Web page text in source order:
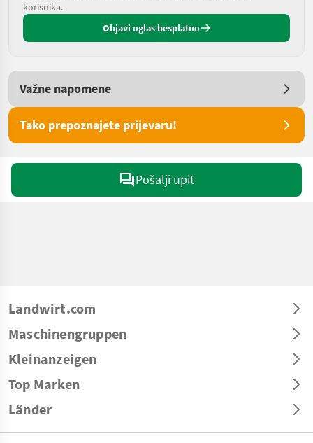
korisnika.
Objavi oglas besplatno
Važne napomene
Tako prepoznajete prijevaru!
Pošalji upit
Landwirt.com
Maschinengruppen
Kleinanzeigen
Top Marken
Länder